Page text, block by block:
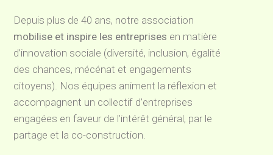
Depuis plus de 40 ans, notre association
mobilise et inspire les entreprises en matière
d’innovation sociale (diversité, inclusion, égalité
des chances, mécénat et engagements
citoyens). Nos équipes animent la réflexion et
accompagnent un collectif d’entreprises
engagées en faveur de l’intérêt général, par le
partage et la co-construction.